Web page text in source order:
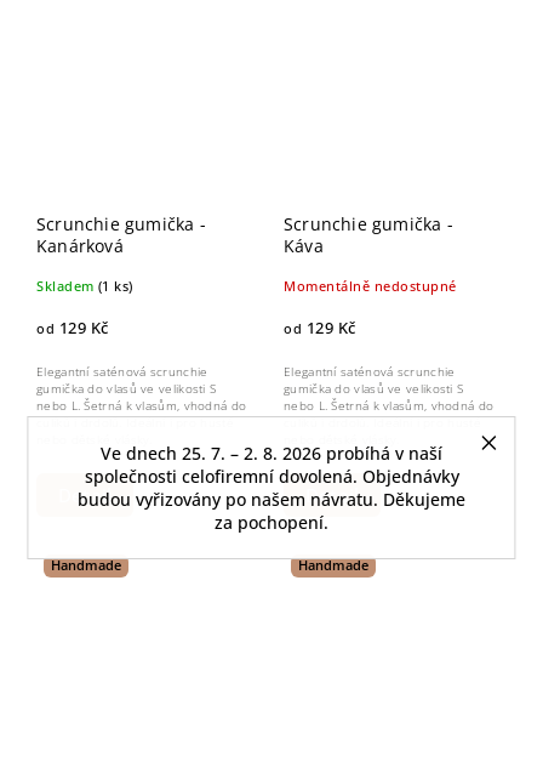
Ve dnech 25. 7. – 2. 8. 2026 probíhá v naší
společnosti celofiremní dovolená. Objednávky
budou vyřizovány po našem návratu. Děkujeme
za pochopení.
Scrunchie gumička -
Kanárková
Skladem (1 ks)
od 129 Kč
Detail
Elegantní saténová scrunchie
gumička do vlasů ve velikosti S
nebo L. Šetrná k vlasům, vhodná do
culíků i drdolů. Ideální i pro husté
Scrunchie gumička -
Káva
Momentálně nedostupné
od 129 Kč
Detail
Elegantní saténová scrunchie
gumička do vlasů ve velikosti S
nebo L. Šetrná k vlasům, vhodná do
culíků i drdolů. Ideální i pro husté
Handmade Handmade